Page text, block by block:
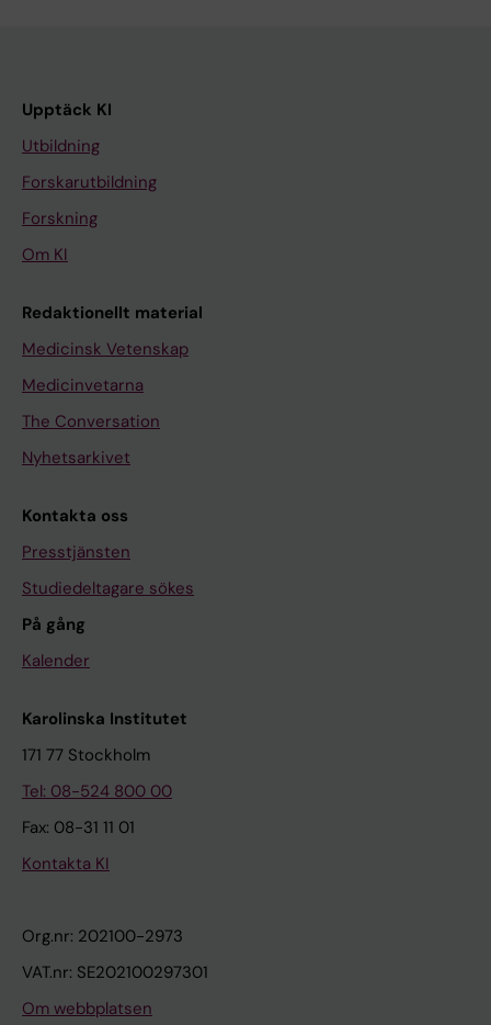
Upptäck KI
Utbildning
Forskarutbildning
Forskning
Om KI
Redaktionellt material
Medicinsk Vetenskap
Medicinvetarna
The Conversation
Nyhetsarkivet
Kontakta oss
Presstjänsten
Studiedeltagare sökes
På gång
Kalender
Karolinska Institutet
171 77 Stockholm
Tel: 08-524 800 00
Fax: 08-31 11 01
Kontakta KI
Org.nr: 202100-2973
VAT.nr: SE202100297301
Om webbplatsen